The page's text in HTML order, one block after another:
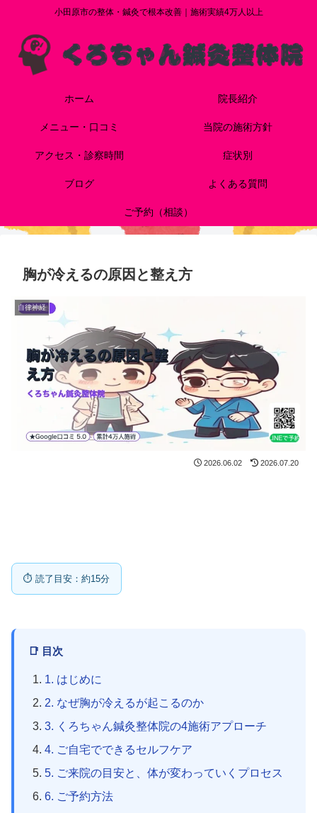
小田原市の整体・鍼灸で根本改善｜施術実績4万人以上
ホーム 院長紹介
メニュー・口コミ 当院の施術方針
アクセス・診察時間 症状別
ブログ よくある質問
ご予約（相談）
胸が冷えるの原因と整え方
自律神経
2026.06.02 2026.07.20
⏱ 読了目安：約15分
📑 目次
1. はじめに
2. なぜ胸が冷えるが起こるのか
3. くろちゃん鍼灸整体院の4施術アプローチ
4. ご自宅でできるセルフケア
5. ご来院の目安と、体が変わっていくプロセス
6. ご予約方法